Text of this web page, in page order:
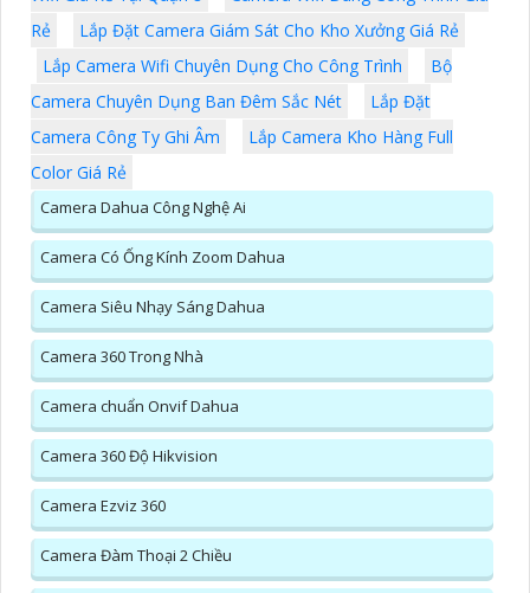
Rẻ
Lắp Đặt Camera Giám Sát Cho Kho Xưởng Giá Rẻ
Lắp Camera Wifi Chuyên Dụng Cho Công Trình
Bộ
Camera Chuyên Dụng Ban Đêm Sắc Nét
Lắp Đặt
Camera Công Ty Ghi Âm
Lắp Camera Kho Hàng Full
Color Giá Rẻ
Camera Dahua Công Nghệ Ai
Camera Có Ống Kính Zoom Dahua
Camera Siêu Nhạy Sáng Dahua
Camera 360 Trong Nhà
Camera chuẩn Onvif Dahua
Camera 360 Độ Hikvision
Camera Ezviz 360
Camera Đàm Thoại 2 Chiều